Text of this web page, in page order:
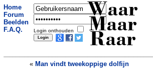
Home
Forum
Beelden
F.A.Q.
Login onthouden
Waar
Maar
Raar
« Man vindt tweekoppige dolfijn